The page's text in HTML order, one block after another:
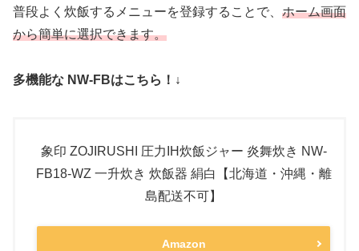
普段よく炊飯するメニューを登録することで、 ホーム画面
から簡単に選択できます。
多機能な NW-FBはこちら！↓
象印 ZOJIRUSHI 圧力IH炊飯ジャー 炎舞炊き NW-
FB18-WZ 一升炊き 炊飯器 絹白【北海道・沖縄・離
島配送不可】
Amazon